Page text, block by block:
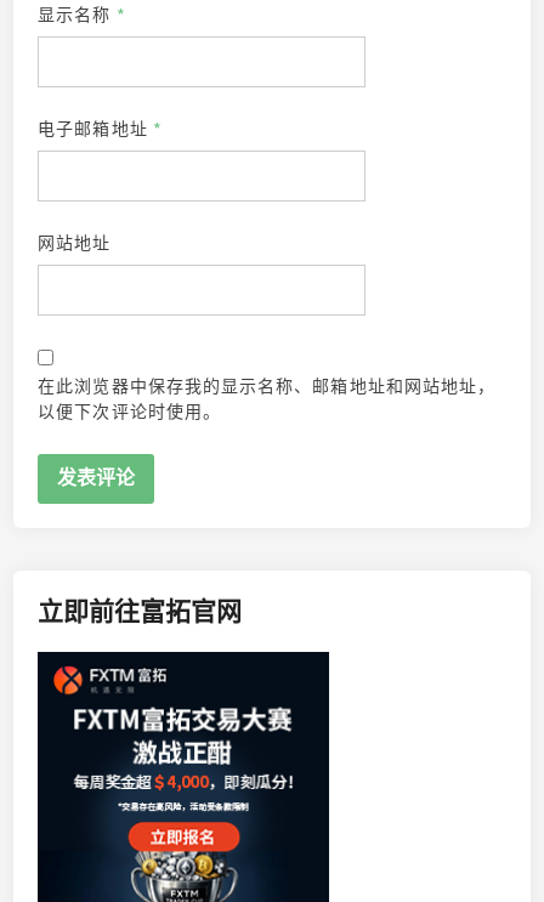
显示名称 *
电子邮箱地址 *
网站地址
在此浏览器中保存我的显示名称、邮箱地址和网站地址，
以便下次评论时使用。
立即前往富拓官网